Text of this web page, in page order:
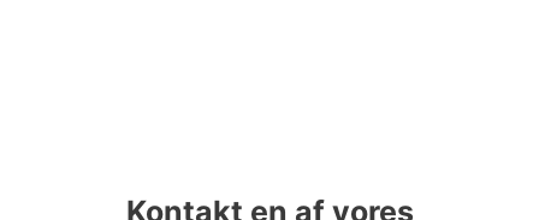
Kontakt en af vores